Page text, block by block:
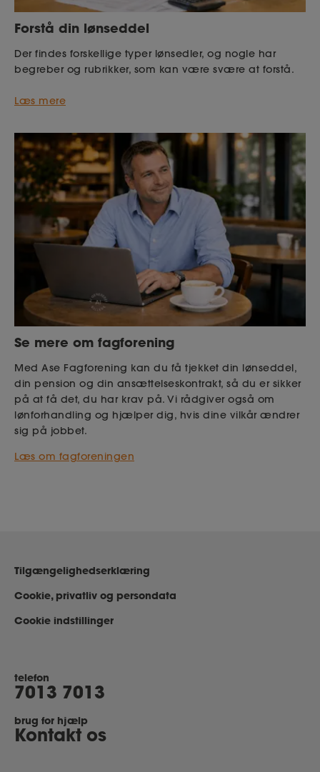
Forstå din lønseddel
Der findes forskellige typer lønsedler, og nogle har
begreber og rubrikker, som kan være svære at forstå.
Læs mere
Se mere om fagforening
Med Ase Fagforening kan du få tjekket din lønseddel,
din pension og din ansættelseskontrakt, så du er sikker
på at få det, du har krav på. Vi rådgiver også om
lønforhandling og hjælper dig, hvis dine vilkår ændrer
sig på jobbet.
Læs om fagforeningen
Tilgængelighedserklæring
Cookie, privatliv og persondata
Cookie indstillinger
telefon
7013 7013
brug for hjælp
Kontakt os